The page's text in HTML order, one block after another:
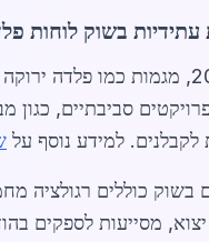
עתידיות בשוק לוחות
לקבלנים. למידע נוסף על